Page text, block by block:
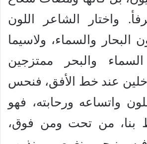
واختار الشاعر اللون
البحار والسماء، ولاسيما
والبحر ممتزجين
عند خط الأفق، فنحس
واتساعه ورحابته، فهو
بنا، من تحت ومن فوق،